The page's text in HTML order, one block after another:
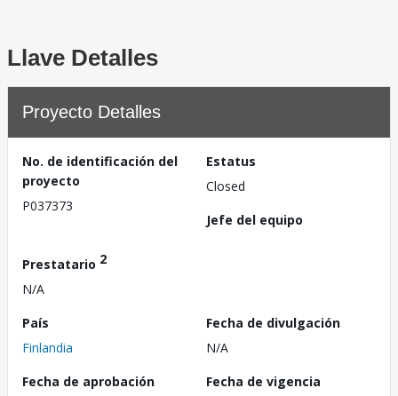
Llave Detalles
Proyecto Detalles
No. de identificación del
proyecto
P037373
Estatus
Closed
Jefe del equipo
Prestatario 2
N/A
País
Finlandia
Fecha de divulgación
N/A
Fecha de aprobación
Fecha de vigencia